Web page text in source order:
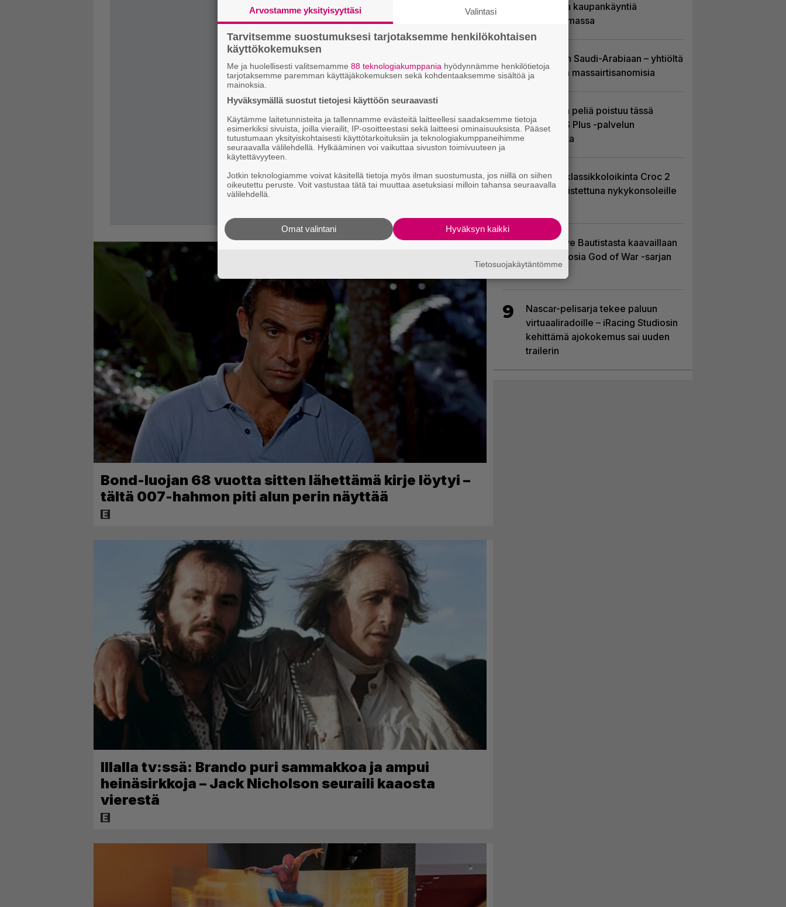
Bond-luojan 68 vuotta sitten lähettämä kirje löytyi –
tältä 007-hahmon piti alun perin näyttää
Illalla tv:ssä: Brando puri sammakkoa ja ampui
heinäsirkkoja – Jack Nicholson seuraili kaaosta
vierestä
– uudistaa kaupankäyntiä
pelimaailmassa
5
EA myytiin Saudi-Arabiaan – yhtiöltä
odotetaan massairtisanomisia
6
Yhdeksän peliä poistuu tässä
kuussa PS Plus -palvelun
tarjonnasta
7
PS1-ajan klassikkoloikinta Croc 2
palaa uudistettuna nykykonsoleille
8
Huhu: Dave Bautistasta kaavaillaan
uutta Kratosia God of War -sarjan
pääosaan
9
Nascar-pelisarja tekee paluun
virtuaaliradoille – iRacing Studiosin
kehittämä ajokokemus sai uuden
trailerin
Arvostamme yksityisyyttäsi Valintasi
Tarvitsemme suostumuksesi tarjotaksemme henkilökohtaisen
käyttökokemuksen
Me ja huolellisesti valitsemamme 88 teknologiakumppania hyödynnämme henkilötietoja
tarjotaksemme paremman käyttäjäkokemuksen sekä kohdentaaksemme sisältöä ja
mainoksia.
Hyväksymällä suostut tietojesi käyttöön seuraavasti
Käytämme laitetunnisteita ja tallennamme evästeitä laitteellesi saadaksemme tietoja
esimerkiksi sivuista, joilla vierailit, IP-osoitteestasi sekä laitteesi ominaisuuksista. Pääset
tutustumaan yksityiskohtaisesti käyttötarkoituksiin ja teknologiakumppaneihimme
seuraavalla välilehdellä. Hylkääminen voi vaikuttaa sivuston toimivuuteen ja
käytettävyyteen.
Jotkin teknologiamme voivat käsitellä tietoja myös ilman suostumusta, jos niillä on siihen
oikeutettu peruste. Voit vastustaa tätä tai muuttaa asetuksiasi milloin tahansa seuraavalla
välilehdellä.
Hyväksyn kaikki
Omat valintani
Tietosuojakäytäntömme